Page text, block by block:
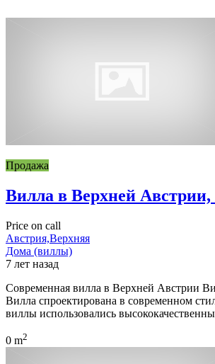
Продажа
Вилла в Верхней Австрии,
Price on call
Австрия,Верхняя
Дома (виллы)
7 лет назад
Современная вилла в Верхней Австрии
Вилла спроектирована в современном
виллы использовались
0 m2